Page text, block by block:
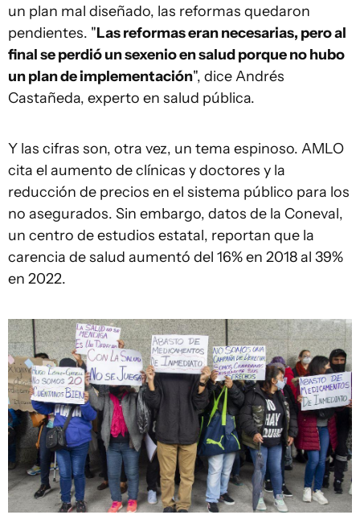
un plan mal diseñado, las reformas quedaron
pendientes. "Las reformas eran necesarias, pero al
final se perdió un sexenio en salud porque no hubo
un plan de implementación", dice Andrés
Castañeda, experto en salud pública.
Y las cifras son, otra vez, un tema espinoso. AMLO
cita el aumento de clínicas y doctores y la
reducción de precios en el sistema público para los
no asegurados. Sin embargo, datos de la Coneval,
un centro de estudios estatal, reportan que la
carencia de salud aumentó del 16% en 2018 al 39%
en 2022.